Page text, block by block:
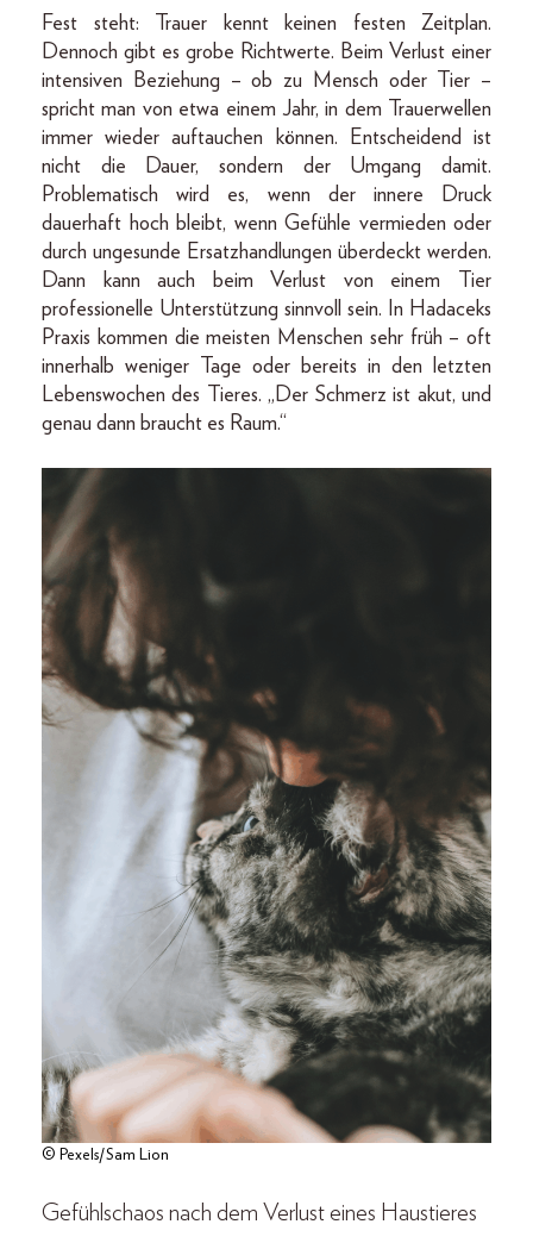
Fest steht: Trauer kennt keinen festen Zeitplan.
Dennoch gibt es grobe Richtwerte. Beim Verlust einer
intensiven Beziehung – ob zu Mensch oder Tier –
spricht man von etwa einem Jahr, in dem Trauerwellen
immer wieder auftauchen können. Entscheidend ist
nicht die Dauer, sondern der Umgang damit.
Problematisch wird es, wenn der innere Druck
dauerhaft hoch bleibt, wenn Gefühle vermieden oder
durch ungesunde Ersatzhandlungen überdeckt werden.
Dann kann auch beim Verlust von einem Tier
professionelle Unterstützung sinnvoll sein. In Hadaceks
Praxis kommen die meisten Menschen sehr früh – oft
innerhalb weniger Tage oder bereits in den letzten
Lebenswochen des Tieres. „Der Schmerz ist akut, und
genau dann braucht es Raum.“
© Pexels/Sam Lion
Gefühlschaos nach dem Verlust eines Haustieres